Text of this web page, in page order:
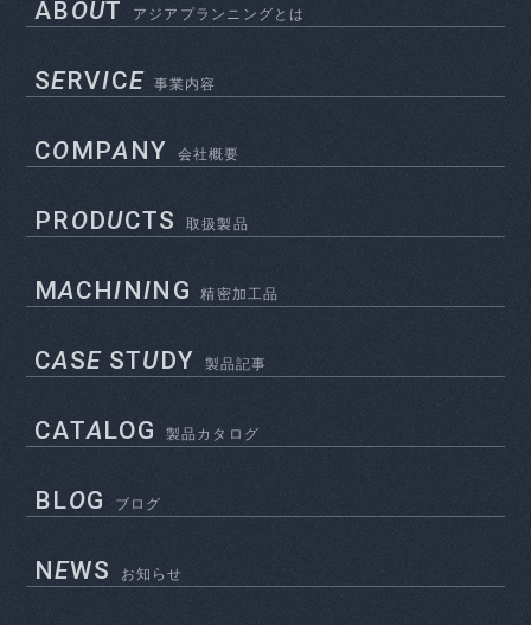
ABOUT アジアプランニングとは
SERVICE 事業内容
COMPA NY 会社概要
PRODUCTS 取扱製品
MACHINING 精密加工品
CASESTUDY 製品記事
CATALOG 製品カタログ
BLOG ブログ
NEWS お知らせ